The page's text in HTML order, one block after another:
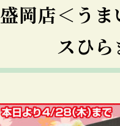
盛岡店＜う
スひ